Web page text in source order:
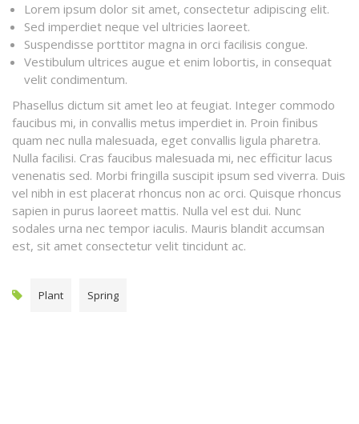
Lorem ipsum dolor sit amet, consectetur adipiscing elit.
Sed imperdiet neque vel ultricies laoreet.
Suspendisse porttitor magna in orci facilisis congue.
Vestibulum ultrices augue et enim lobortis, in consequat
velit condimentum.
Phasellus dictum sit amet leo at feugiat. Integer commodo
faucibus mi, in convallis metus imperdiet in. Proin finibus
quam nec nulla malesuada, eget convallis ligula pharetra.
Nulla facilisi. Cras faucibus malesuada mi, nec efficitur lacus
venenatis sed. Morbi fringilla suscipit ipsum sed viverra. Duis
vel nibh in est placerat rhoncus non ac orci. Quisque rhoncus
sapien in purus laoreet mattis. Nulla vel est dui. Nunc
sodales urna nec tempor iaculis. Mauris blandit accumsan
est, sit amet consectetur velit tincidunt ac.
Plant Spring